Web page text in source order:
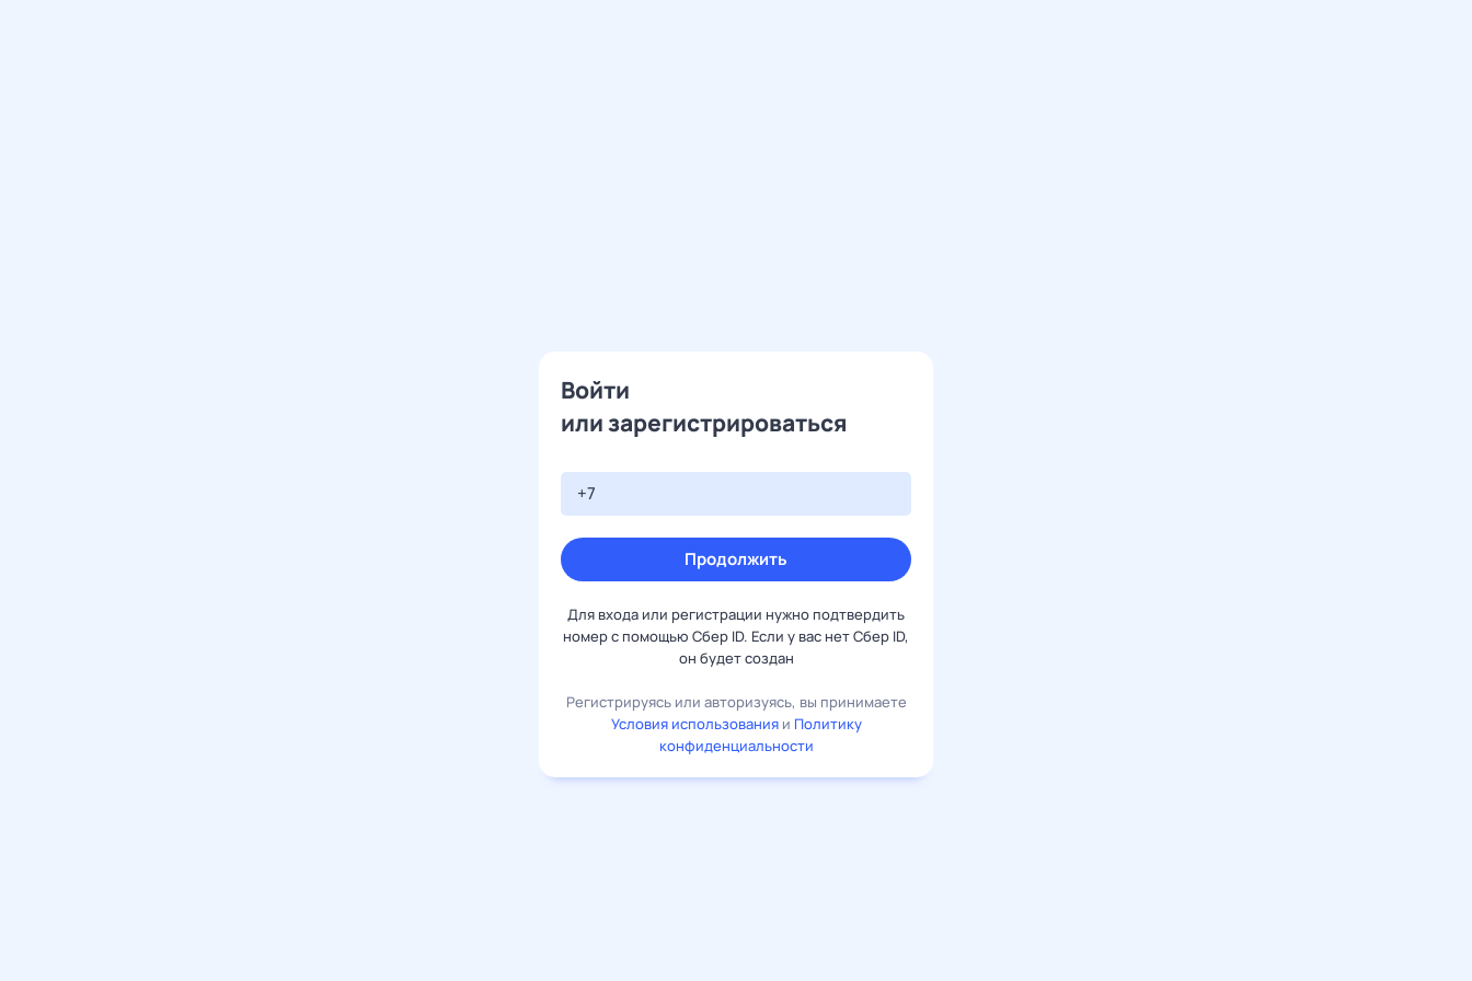
Войти
или зарегистрироваться
Продолжить
Для входа или регистрации нужно подтвердить
номер с помощью Сбер ID. Если у вас нет Сбер ID,
он будет создан
Регистрируясь или авторизуясь, вы принимаете
Условия использованияи Политику
конфиденциальности